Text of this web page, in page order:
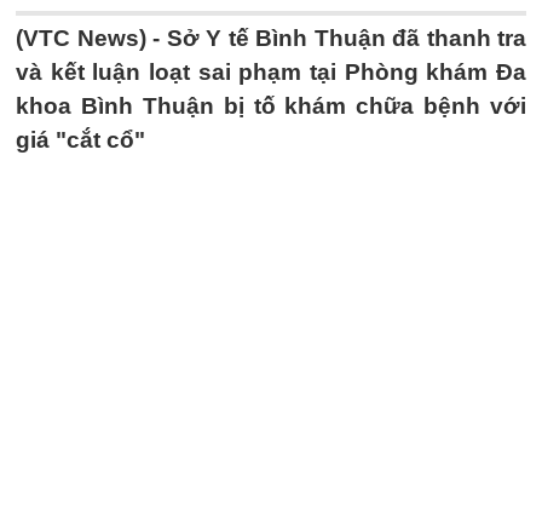
(VTC News) - Sở Y tế Bình Thuận đã thanh tra
và kết luận loạt sai phạm tại Phòng khám Đa
khoa Bình Thuận bị tố khám chữa bệnh với
giá "cắt cổ"